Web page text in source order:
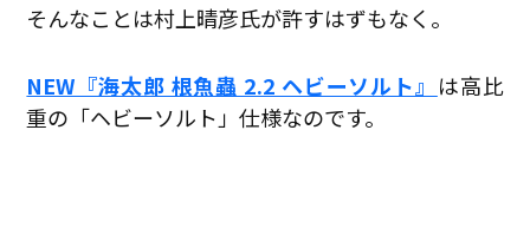
そんなことは村上晴彦氏が許すはずもなく。
NEW『海太郎 根魚蟲 2.2 ヘビーソルト』 は高比
重の「ヘビーソルト」仕様なのです。